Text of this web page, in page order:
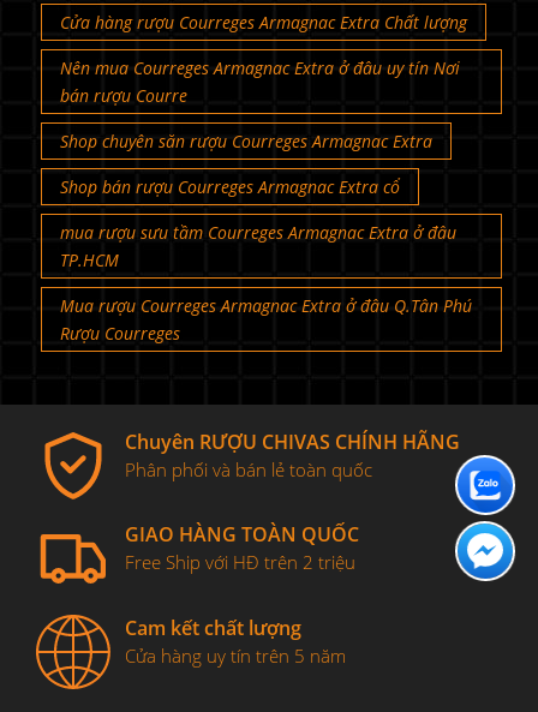
Cửa hàng rượu Courreges Armagnac Extra Chất lượng
Nên mua Courreges Armagnac Extra ở đâu uy tín Nơi
bán rượu Courre
Shop chuyên săn rượu Courreges Armagnac Extra
Shop bán rượu Courreges Armagnac Extra cổ
mua rượu sưu tầm Courreges Armagnac Extra ở đâu
TP.HCM
Mua rượu Courreges Armagnac Extra ở đâu Q.Tân Phú
Rượu Courreges
Chuyên RƯỢU CHIVAS CHÍNH HÃNG
Phân phối và bán lẻ toàn quốc
GIAO HÀNG TOÀN QUỐC
Free Ship với HĐ trên 2 triệu
Cam kết chất lượng
Cửa hàng uy tín trên 5 năm